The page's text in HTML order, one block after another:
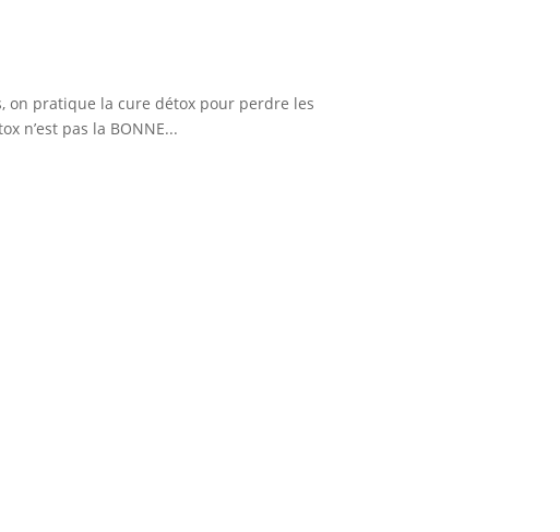
on pratique la cure détox pour perdre les
n’est pas la BONNE...